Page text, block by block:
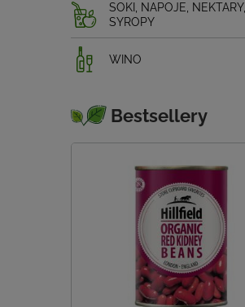
SOKI, NAPOJE, NEKTARY,
SYROPY
WINO
Bestsellery